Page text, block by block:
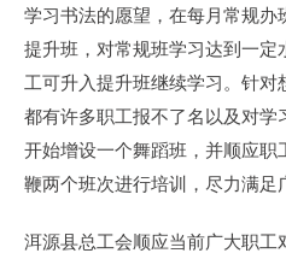
学习书法的愿望，在每月常规
提升班，对常规班学习达到一
工可升入提升班继续学习。针
都有许多职工报不了名以及对学
开始增设一个舞蹈班，并顺应
鞭两个班次进行培训，尽力满足
洱源县总工会顺应当前广大职